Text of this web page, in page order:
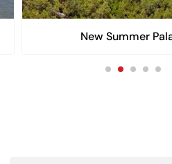
New Summer